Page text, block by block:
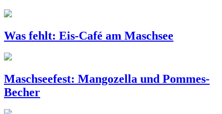
Was fehlt: Eis-Café am Maschsee
Maschseefest: Mangozella und Pommes-
Becher